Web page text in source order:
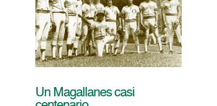
Un Magallanes casi